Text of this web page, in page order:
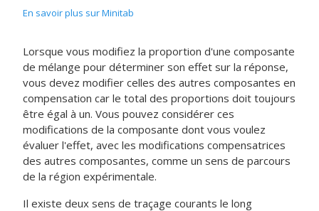
En savoir plus sur Minitab
Lorsque vous modifiez la proportion d'une composante
de mélange pour déterminer son effet sur la réponse,
vous devez modifier celles des autres composantes en
compensation car le total des proportions doit toujours
être égal à un. Vous pouvez considérer ces
modifications de la composante dont vous voulez
évaluer l'effet, avec les modifications compensatrices
des autres composantes, comme un sens de parcours
de la région expérimentale.
Il existe deux sens de traçage courants le long